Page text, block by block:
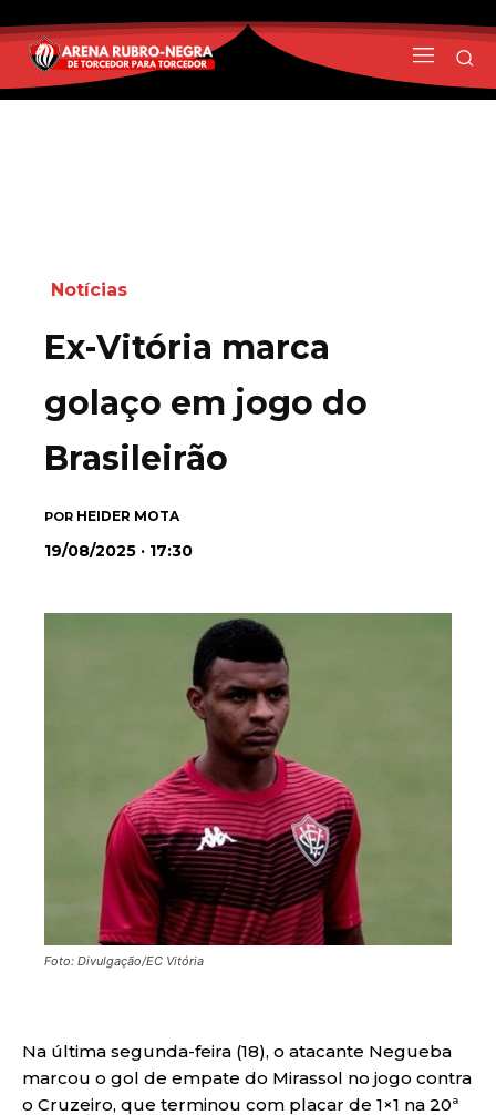
Notícias
Ex-Vitória marca
golaço em jogo do
Brasileirão
POR HEIDER MOTA
19/08/2025 · 17:30
Foto: Divulgação/EC Vitória
Na última segunda-feira (18), o atacante Negueba
marcou o gol de empate do Mirassol no jogo contra
o Cruzeiro, que terminou com placar de 1×1 na 20ª